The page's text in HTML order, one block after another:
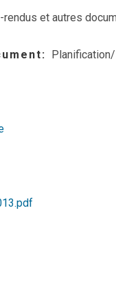
rendus et autres